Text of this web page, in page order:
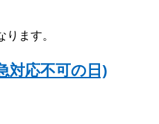
ます。
対応不可の日)